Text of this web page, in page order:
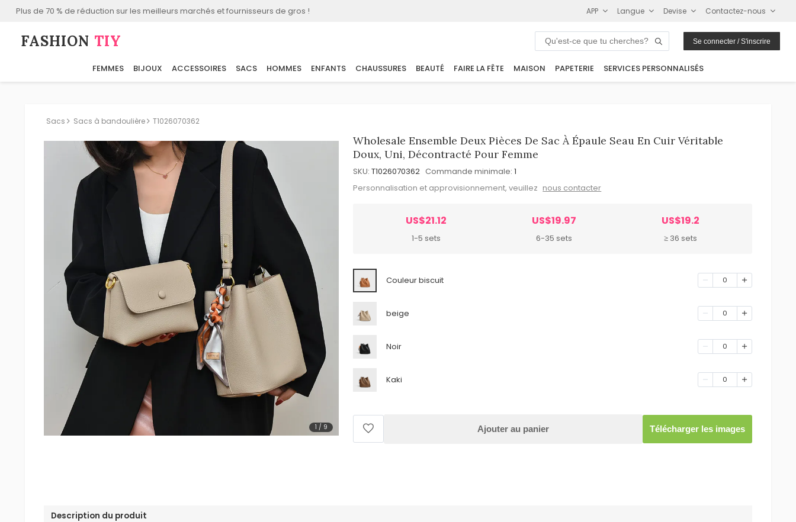
Plus de 70 % de réduction sur les meilleurs marchés et fournisseurs de gros ! APP Langue Devise Contactez-nous
FASHION⁠ TIY Se connecter / S'inscrire
FEMMES BIJOUX ACCESSOIRES SACS HOMMES ENFANTS CHAUSSURES BEAUTÉ FAIRE LA FÊTE MAISON PAPETERIE SERVICES PERSONNALISÉS
Sacs Sacs à bandoulière T1026070362
1 / 9
Wholesale Ensemble Deux Pièces De Sac À Épaule Seau En Cuir Véritable
Doux, Uni, Décontracté Pour Femme
SKU: T1026070362 Commande minimale: 1
Personnalisation et approvisionnement, veuillez nous contacter
US$21.12
1-5 sets
US$19.97
6-35 sets
US$19.2
≥ 36 sets
Couleur biscuit 0
beige 0
Noir 0
Kaki 0
Ajouter au panier Télécharger les images
Description du produit